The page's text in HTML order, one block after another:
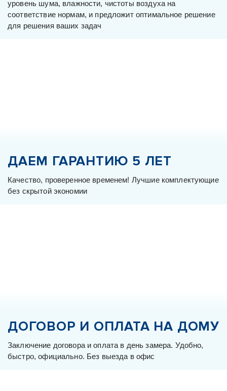
уровень шума, влажности, чистоты воздуха на
соответствие нормам, и предложит оптимальное решение
для решения ваших задач
ДАЕМ ГАРАНТИЮ 5 ЛЕТ
Качество, проверенное временем! Лучшие комплектующие
без скрытой экономии
ДОГОВОР И ОПЛАТА НА ДОМУ
Заключение договора и оплата в день замера. Удобно,
быстро, официально. Без выезда в офис